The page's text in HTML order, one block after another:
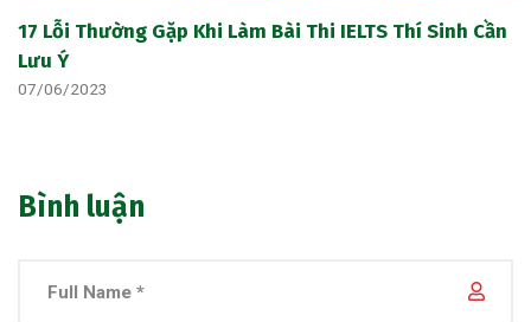
17 Lỗi Thường Gặp Khi Làm Bài Thi IELTS Thí Sinh Cần
Lưu Ý
07/06/2023
Bình luận